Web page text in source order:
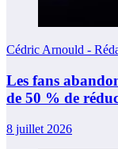
Cédric Arnould -
Les fans
de 50 % de
8 juillet 2026